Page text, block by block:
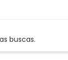
buscas.